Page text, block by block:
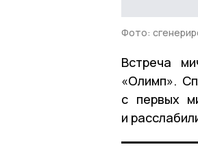
Фото:
Встреча
«Олимп».
с первых
и